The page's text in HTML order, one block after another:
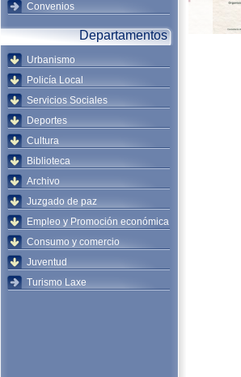
Convenios
Departamentos
Urbanismo
Policía Local
Servicios Sociales
Deportes
Cultura
Biblioteca
Archivo
Juzgado de paz
Empleo y Promoción económica
Consumo y comercio
Juventud
Turismo Laxe